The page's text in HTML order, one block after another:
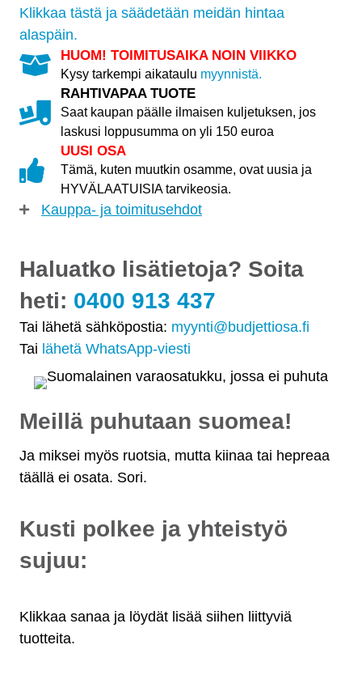
Klikkaa sanaa ja löydät lisää siihen liittyviä
tuotteita.
Klikkaa tästä ja säädetään meidän hintaa
alaspäin.
HUOM! TOIMITUSAIKA NOIN VIIKKO
Kysy tarkempi aikataulu myynnistä.
RAHTIVAPAA TUOTE
Saat kaupan päälle ilmaisen kuljetuksen, jos
laskusi loppusumma on yli 150 euroa
UUSI OSA
Tämä, kuten muutkin osamme, ovat uusia ja
HYVÄLAATUISIA tarvikeosia.
Kauppa- ja toimitusehdot
Haluatko lisätietoja? Soita
heti: 0400 913 437
Tai lähetä sähköpostia: myynti@budjettiosa.fi
Tai lähetä WhatsApp-viesti
Meillä puhutaan suomea!
Ja miksei myös ruotsia, mutta kiinaa tai hepreaa
täällä ei osata. Sori.
Kusti polkee ja yhteistyö
sujuu: